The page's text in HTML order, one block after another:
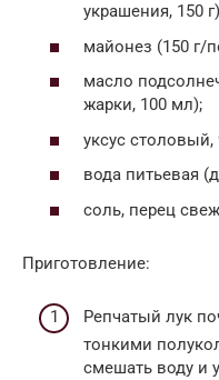
украшения, 150
майонез (150 г/
масло
жарки, 100 мл);
уксус столовый,
вода питьевая
соль, перец
Приготовление:
Репчатый лук
тонкими
смешать воду и